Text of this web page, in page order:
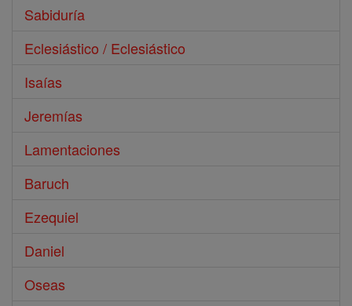
Sabiduría
Eclesiástico / Eclesiástico
Isaías
Jeremías
Lamentaciones
Baruch
Ezequiel
Daniel
Oseas